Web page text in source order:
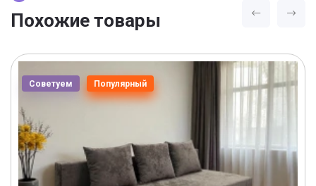
Похожие товары
Советуем Популярный